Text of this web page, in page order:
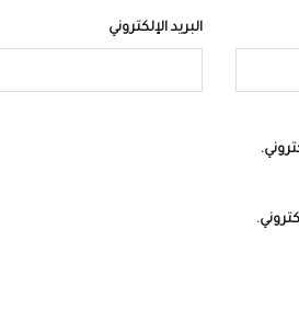
البريد الإلكتروني